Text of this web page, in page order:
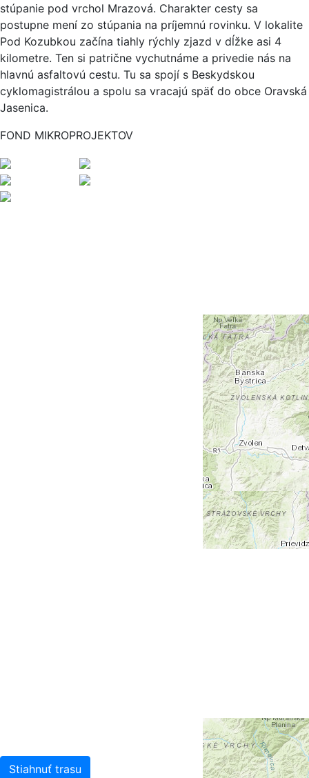
stúpanie pod vrchol Mrazová. Charakter cesty sa
postupne mení zo stúpania na príjemnú rovinku. V lokalite
Pod Kozubkou začína tiahly rýchly zjazd v dĺžke asi 4
kilometre. Ten si patrične vychutnáme a privedie nás na
hlavnú asfaltovú cestu. Tu sa spojí s Beskydskou
cyklomagistrálou a spolu sa vracajú späť do obce Oravská
Jasenica.
FOND MIKROPROJEKTOV
Stiahnuť trasu